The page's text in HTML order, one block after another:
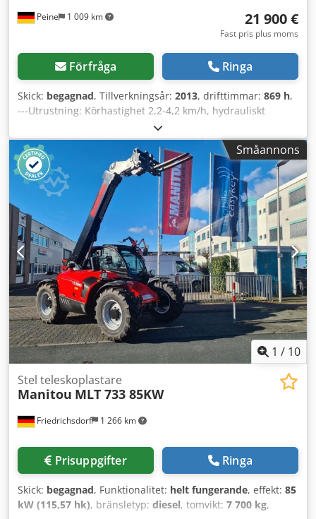
Peine 1 009 km 21 900 €
Fast pris plus moms
Förfråga Ringa
Skick: begagnad, Tillverkningsår: 2013, drifttimmar: 869 h,
---Utrustning: Körhastighet 2,2-4,2 km/h, hydrauliskt
justerbart underrede 1300-1500 mm, planeringsskopa
1500 mm, grävdjup 2320 mm, 3-cylindrig vattenkyld
dieselmotor Typ D1105-E2-BH-12, 1123 cm³, 19 hk,
bandbredd 250 mm. Mekanisk snabbväxlare, 2 extra
hydrauluttag, grip 450 mm med tänder. Försäljning endast
till företag. VID EXPORT SKA ENDAST NETTOPRISET
BETALAS!!!!! ALLA UPPGIFTER UTAN GARANTI, GÄLLER
SÄRSKILT UTRUSTNING OCH TILLBEHÖR. Våra allmänna
villkor (se imprint) ligger till grund för alla köpavtal,
fakturor, proformafakturor, beställningar och
försäljningssamtal. Cjdeidar Tepfx Ap Ijrf
Småannons
1 / 10
Friedrichsdorf 1 266 km
Stel teleskoplastare
Manitou MLT 733 85KW
Prisuppgifter Ringa
Skick: begagnad, Funktionalitet: helt fungerande, effekt: 85
kW (115,57 hk), bränsletyp: diesel, tomvikt: 7 700 kg,